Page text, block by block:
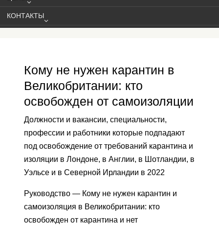
КОНТАКТЫ
Кому не нужен карантин в
Великобритании: кто
освобожден от самоизоляции
Должности и вакансии, специальности,
профессии и работники которые подпадают
под освобождение от требований карантина и
изоляции в Лондоне, в Англии, в Шотландии, в
Уэльсе и в Северной Ирландии в 2022
Руководство — Кому не нужен карантин и
самоизоляция в Великобритании: кто
освобожден от карантина и нет